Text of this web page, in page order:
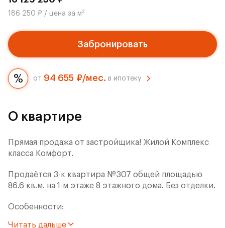
186 250 ₽ / цена за м2
Забронировать
от 94 655 ₽/мес. в ипотеку
О квартире
Прямая продажа от застройщика! Жилой Комплекс
класса Комфорт.
Продаётся 3-к квартира №307 общей площадью
86.6 кв.м. на 1-м этаже 8 этажного дома. Без отделки.
Особенности:
Читать дальше